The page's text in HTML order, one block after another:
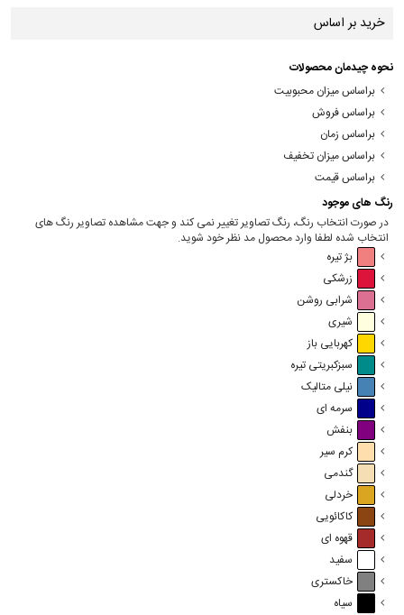
خرید بر اساس
نحوه چیدمان محصولات
براساس میزان محبوبیت
براساس فروش
براساس زمان
براساس میزان تخفیف
براساس قیمت
رنگ های موجود
در صورت انتخاب رنگ، رنگ تصاویر تغییر نمی کند و جهت مشاهده تصاویر رنگ های
انتخاب شده لطفا وارد محصول مد نظر خود شوید.
بژ تیره
زرشکی
شرابی روشن
شیری
کهربایی باز
سبزکبریتی تیره
نیلی متالیک
سرمه ای
بنفش
کرم سیر
گندمی
خردلی
کاکائویی
قهوه ای
سفید
خاکستری
سیاه